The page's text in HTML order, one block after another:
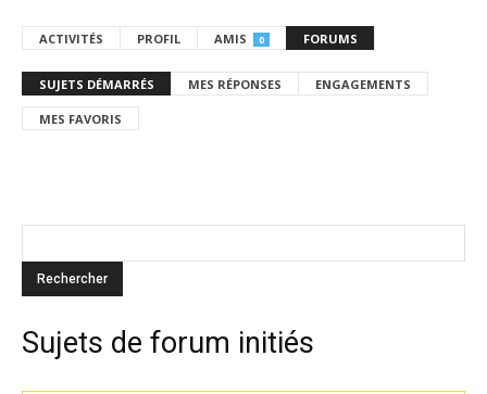
ACTIVITÉS PROFIL AMIS 0 FORUMS
SUJETS DÉMARRÉS MES RÉPONSES ENGAGEMENTS
MES FAVORIS
Sujets de forum initiés